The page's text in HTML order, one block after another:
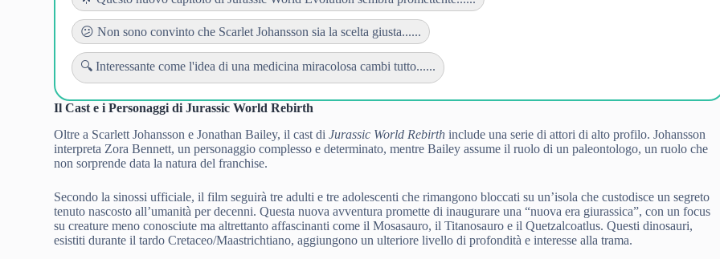
😕 Non sono convinto che Scarlet Johansson sia la scelta giusta......
🔍 Interessante come l'idea di una medicina miracolosa cambi tutto......
Il Cast e i Personaggi di Jurassic World Rebirth
Oltre a Scarlett Johansson e Jonathan Bailey, il cast diJurassic World Rebirth include una serie di attori di alto profilo. Johansson
interpreta Zora Bennett, un personaggio complesso e determinato, mentre Bailey assume il ruolo di un paleontologo, un ruolo che
non sorprende data la natura del franchise.
Secondo la sinossi ufficiale, il film seguirà tre adulti e tre adolescenti che rimangono bloccati su un’isola che custodisce un segreto
tenuto nascosto all’umanità per decenni. Questa nuova avventura promette di inaugurare una “nuova era giurassica”, con un focus
su creature meno conosciute ma altrettanto affascinanti come il Mosasauro, il Titanosauro e il Quetzalcoatlus. Questi dinosauri,
esistiti durante il tardo Cretaceo/Maastrichtiano, aggiungono un ulteriore livello di profondità e interesse alla trama.